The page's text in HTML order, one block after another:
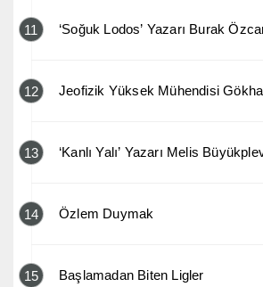
11 ‘Soğuk Lodos’ Yazarı Burak
12 Jeofizik Yüksek Mühendisi
13 ‘Kanlı Yalı’ Yazarı Melis
14 Özlem Duymak
15 Başlamadan Biten Ligler